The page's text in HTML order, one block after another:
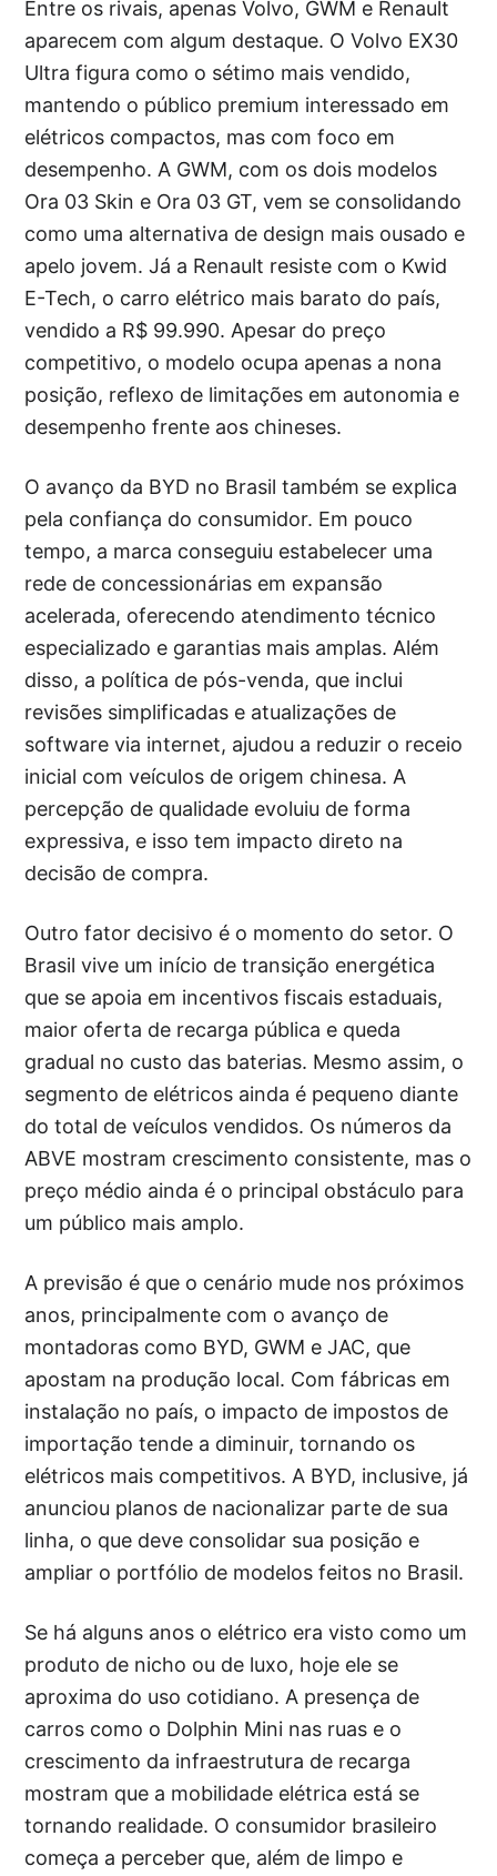
Entre os rivais, apenas Volvo, GWM e Renault
aparecem com algum destaque. O Volvo EX30
Ultra figura como o sétimo mais vendido,
mantendo o público premium interessado em
elétricos compactos, mas com foco em
desempenho. A GWM, com os dois modelos
Ora 03 Skin e Ora 03 GT, vem se consolidando
como uma alternativa de design mais ousado e
apelo jovem. Já a Renault resiste com o Kwid
E-Tech, o carro elétrico mais barato do país,
vendido a R$ 99.990. Apesar do preço
competitivo, o modelo ocupa apenas a nona
posição, reflexo de limitações em autonomia e
desempenho frente aos chineses.
O avanço da BYD no Brasil também se explica
pela confiança do consumidor. Em pouco
tempo, a marca conseguiu estabelecer uma
rede de concessionárias em expansão
acelerada, oferecendo atendimento técnico
especializado e garantias mais amplas. Além
disso, a política de pós-venda, que inclui
revisões simplificadas e atualizações de
software via internet, ajudou a reduzir o receio
inicial com veículos de origem chinesa. A
percepção de qualidade evoluiu de forma
expressiva, e isso tem impacto direto na
decisão de compra.
Outro fator decisivo é o momento do setor. O
Brasil vive um início de transição energética
que se apoia em incentivos fiscais estaduais,
maior oferta de recarga pública e queda
gradual no custo das baterias. Mesmo assim, o
segmento de elétricos ainda é pequeno diante
do total de veículos vendidos. Os números da
ABVE mostram crescimento consistente, mas o
preço médio ainda é o principal obstáculo para
um público mais amplo.
A previsão é que o cenário mude nos próximos
anos, principalmente com o avanço de
montadoras como BYD, GWM e JAC, que
apostam na produção local. Com fábricas em
instalação no país, o impacto de impostos de
importação tende a diminuir, tornando os
elétricos mais competitivos. A BYD, inclusive, já
anunciou planos de nacionalizar parte de sua
linha, o que deve consolidar sua posição e
ampliar o portfólio de modelos feitos no Brasil.
Se há alguns anos o elétrico era visto como um
produto de nicho ou de luxo, hoje ele se
aproxima do uso cotidiano. A presença de
carros como o Dolphin Mini nas ruas e o
crescimento da infraestrutura de recarga
mostram que a mobilidade elétrica está se
tornando realidade. O consumidor brasileiro
começa a perceber que, além de limpo e